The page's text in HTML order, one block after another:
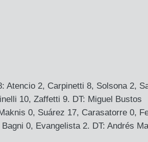
Atencio 2, Carpinetti 8, Solsona 2,
10, Zaffetti 9. DT: Miguel Bustos
0, Suárez 17, Carasatorre 0,
0, Evangelista 2. DT: Andrés